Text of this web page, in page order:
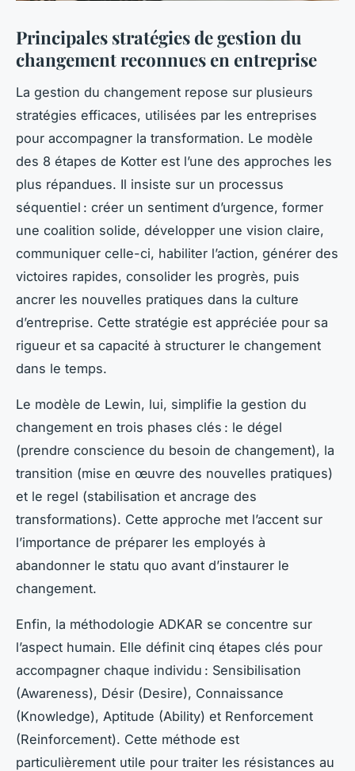
Principales stratégies de gestion du
changement reconnues en entreprise
La gestion du changement repose sur plusieurs
stratégies efficaces, utilisées par les entreprises
pour accompagner la transformation. Le modèle
des 8 étapes de Kotter est l’une des approches les
plus répandues. Il insiste sur un processus
séquentiel : créer un sentiment d’urgence, former
une coalition solide, développer une vision claire,
communiquer celle-ci, habiliter l’action, générer des
victoires rapides, consolider les progrès, puis
ancrer les nouvelles pratiques dans la culture
d’entreprise. Cette stratégie est appréciée pour sa
rigueur et sa capacité à structurer le changement
dans le temps.
Le modèle de Lewin, lui, simplifie la gestion du
changement en trois phases clés : le dégel
(prendre conscience du besoin de changement), la
transition (mise en œuvre des nouvelles pratiques)
et le regel (stabilisation et ancrage des
transformations). Cette approche met l’accent sur
l’importance de préparer les employés à
abandonner le statu quo avant d’instaurer le
changement.
Enfin, la méthodologie ADKAR se concentre sur
l’aspect humain. Elle définit cinq étapes clés pour
accompagner chaque individu : Sensibilisation
(Awareness), Désir (Desire), Connaissance
(Knowledge), Aptitude (Ability) et Renforcement
(Reinforcement). Cette méthode est
particulièrement utile pour traiter les résistances au